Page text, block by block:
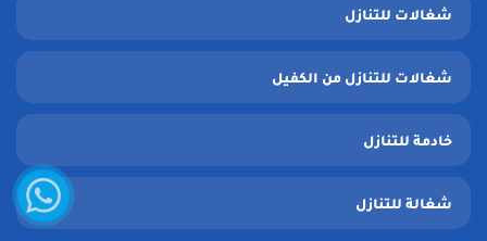
شغالات للتنازل
شغالات للتنازل من الكفيل
خادمة للتنازل
شغالة للتنازل